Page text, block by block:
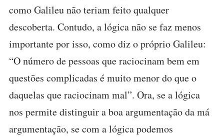
como Galileu não teriam feito qualquer
descoberta. Contudo, a lógica não se faz menos
importante por isso, como diz o próprio Galileu:
“O número de pessoas que raciocinam bem em
questões complicadas é muito menor do que o
daquelas que raciocinam mal”. Ora, se a lógica
nos permite distinguir a boa argumentação da má
argumentação, se com a lógica podemos